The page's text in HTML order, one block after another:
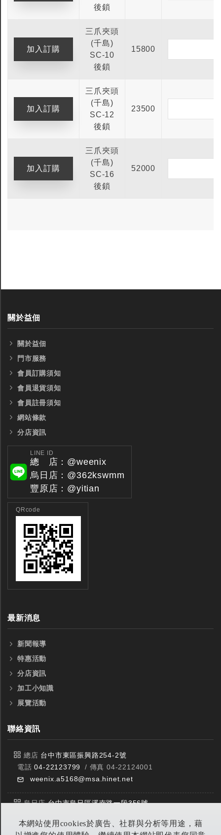
本網站使用cookies於廣告、社群與分析等用途，藉
後鎖
三爪夾頭
(千島)
SC-10
後鎖
15800
三爪夾頭
(千島)
SC-12
後鎖
23500
三爪夾頭
(千島)
SC-16
後鎖
52000
關於益佃
關於益佃
門市服務
會員訂購須知
會員退貨須知
會員註冊須知
網站條款
分店資訊
LINE ID
總 店：@weenix
烏日店：@362kswmm
豐原店：@yitian
QRcode
最新消息
新聞報導
特惠活動
分店資訊
加工小知識
展覽活動
聯絡資訊
總店 台中市東區振興路254-2號
電話04-22123799
/ 傳真 04-22124001
weenix.a5168@msa.hinet.net
烏日店台中市烏日區溪南路一段356號